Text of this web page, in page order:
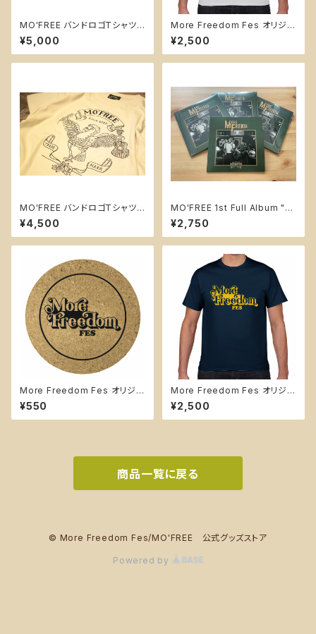
MO'FREE バンドロゴTシャツ
【C・フロントロゴ＋バックプリン
ト】
¥5,000
More Freedom Fes オリジナ
ルTシャツ【ホワイト】
¥2,500
MO'FREE バンドロゴTシャツ
【B・フロントハトロゴ】
¥4,500
MO'FREE 1st Full Album "M
ore Freedom"
¥2,750
More Freedom Fes オリジナ
ルコースター
¥550
More Freedom Fes オリジナ
ルTシャツ【ネイビー】
¥2,500
商品一覧に戻る
© More Freedom Fes/MO'FREE 公式グッズストア
Powered by